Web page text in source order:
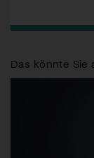
Das könnte Sie